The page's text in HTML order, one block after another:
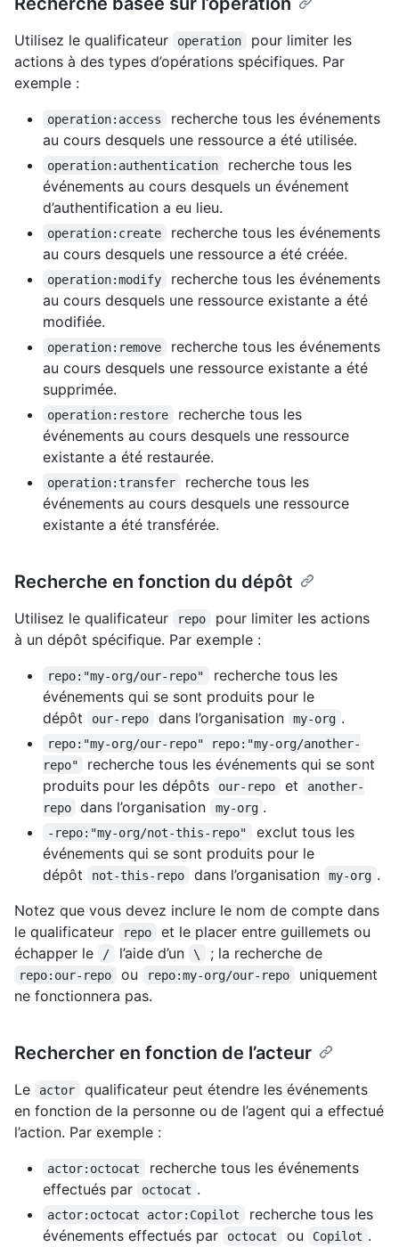
Utilisez le qualificateur operation
pour limiter les
actions à des types d’opérations spécifiques. Par
exemple :
operation:access
recherche tous les événements
au cours desquels une ressource a été utilisée.
operation:authentication
recherche tous les
événements au cours desquels un événement
d’authentification a eu lieu.
operation:create
recherche tous les événements
au cours desquels une ressource a été créée.
operation:modify
recherche tous les événements
au cours desquels une ressource existante a été
modifiée.
operation:remove
recherche tous les événements
au cours desquels une ressource existante a été
supprimée.
operation:restore
recherche tous les
événements au cours desquels une ressource
existante a été restaurée.
operation:transfer
recherche tous les
événements au cours desquels une ressource
existante a été transférée.
Recherche en fonction du dépôt
Utilisez le qualificateur repo
pour limiter les actions
à un dépôt spécifique. Par exemple :
repo:"my-org/our-repo"
recherche tous les
événements qui se sont produits pour le
dépôt
our-repo dans l’organisation my-org .
repo:"my-org/our-repo" repo:"my-org/another-
repo"
recherche tous les événements qui se sont
produits pour les dépôts
our-repo et
another-
repo
dans l’organisation my-org .
-repo:"my-org/not-this-repo"
exclut tous les
événements qui se sont produits pour le
dépôt
not-this-repo dans l’organisation my-org .
Notez que vous devez inclure le nom de compte dans
le qualificateur
repo
et le placer entre guillemets ou
échapper le
/ l’aide d’un \ ; la recherche de
repo:our-repo ou repo:my-org/our-repo
uniquement
ne fonctionnera pas.
Rechercher en fonction de l’acteur
Le actor
qualificateur peut étendre les événements
en fonction de la personne ou de l’agent qui a effectué
l’action. Par exemple :
actor:octocat
recherche tous les événements
effectués par
octocat .
actor:octocat actor:Copilot
recherche tous les
événements effectués par
octocat ou Copilot .